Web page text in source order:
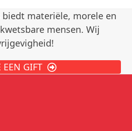
biedt materiële, morele en
mensen. Wij
EEN GIFT